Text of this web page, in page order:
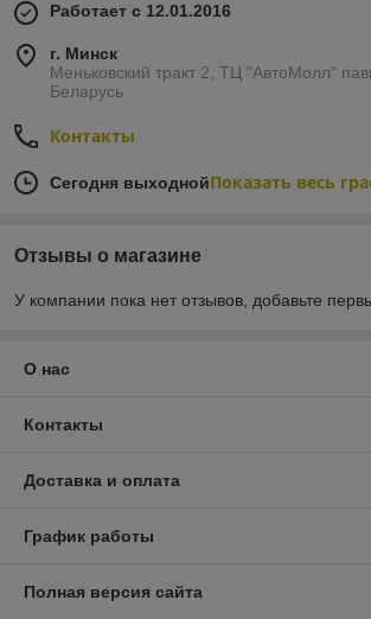
Работает с 12.01.2016
г. Минск
Меньковский тракт 2, ТЦ "АвтоМолл"
Беларусь
Контакты
Сегодня выходнойПоказать весь
Отзывы о магазине
У компании пока нет отзывов, добавьте
О нас
Контакты
Доставка и оплата
График работы
Полная версия сайта